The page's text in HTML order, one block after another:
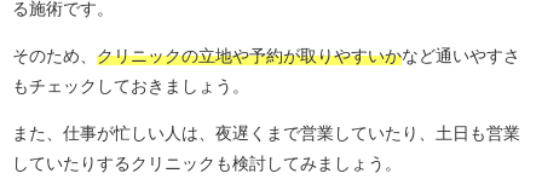
る施術です。
そのため、 クリニックの立地や予約が取りやすいかなど通いやすさ
もチェックしておきましょう。
また、仕事が忙しい人は、夜遅くまで営業していたり、土日も営業
していたりするクリニックも検討してみましょう。